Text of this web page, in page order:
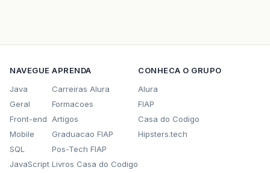
NAVEGUE
Java
Geral
Front-end
Mobile
SQL
JavaScript
APRENDA
Carreiras Alura
Formacoes
Artigos
Graduacao FIAP
Pos-Tech FIAP
Livros Casa do Codigo
CONHECA O GRUPO
Alura
FIAP
Casa do Codigo
Hipsters.tech